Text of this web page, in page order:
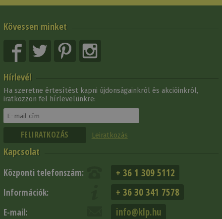
Kövessen minket
Hírlevél
Ha szeretne értesítést kapni újdonságainkról és akcióinkról,
iratkozzon fel hírlevelünkre:
Leiratkozás
Kapcsolat
Központi telefonszám: + 36 1 309 5112
Információk: + 36 30 341 7578
E-mail: info@klp.hu